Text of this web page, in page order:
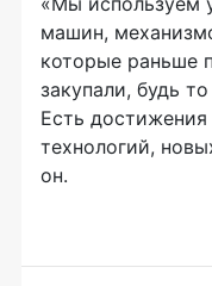
машин,
которые раньше
закупали, будь
Есть
технологий,
он.